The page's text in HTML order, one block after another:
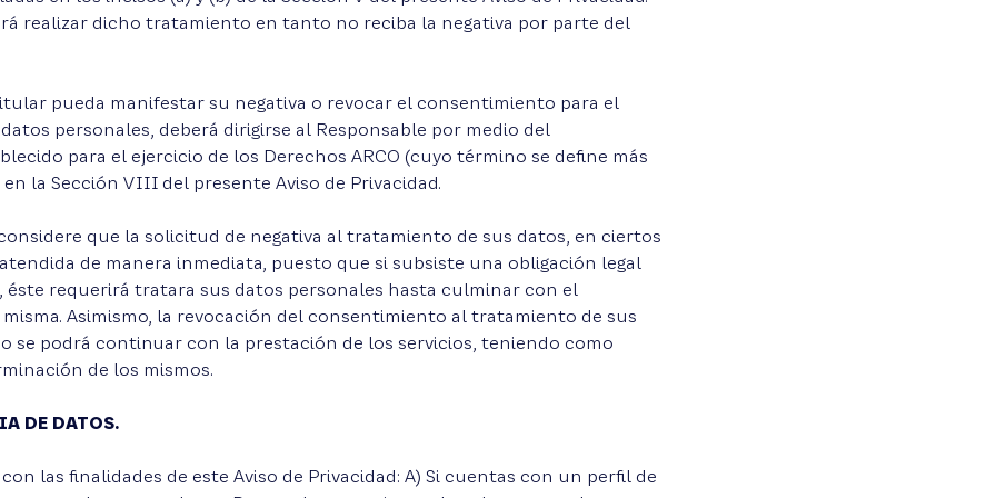
realizar dicho tratamiento en tanto no reciba la negativa por parte del
pueda manifestar su negativa o revocar el consentimiento para el
personales, deberá dirigirse al Responsable por medio del
para el ejercicio de los Derechos ARCO (cuyo término se define más
la Sección VIII del presente Aviso de Privacidad.
que la solicitud de negativa al tratamiento de sus datos, en ciertos
de manera inmediata, puesto que si subsiste una obligación legal
éste requerirá tratara sus datos personales hasta culminar con el
Asimismo, la revocación del consentimiento al tratamiento de sus
se podrá continuar con la prestación de los servicios, teniendo como
de los mismos.
DE DATOS.
las finalidades de este Aviso de Privacidad: A) Si cuentas con un perfil de